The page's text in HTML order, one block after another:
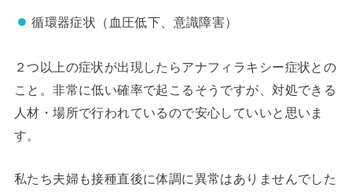
循環器症状（血圧低下、意識障害）
２つ以上の症状が出現したらアナフィラキシー症状との
こと。非常に低い確率で起こるそうですが、対処できる
人材・場所で行われているので安心していいと思いま
す。
私たち夫婦も接種直後に体調に異常はありませんでした